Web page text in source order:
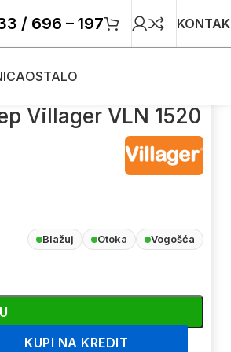
/ 696 – 197
OSTALO
Villager VLN 1520
Blažuj Otoka Vogošća
KUPI NA KREDIT